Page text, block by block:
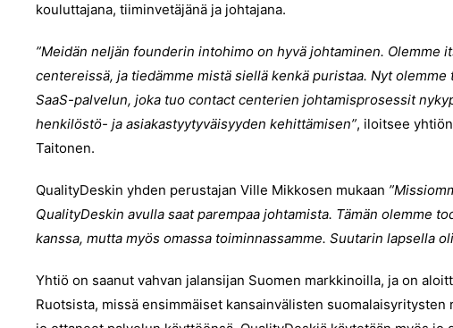
kouluttajana, tiiminvetäjänä ja johtajana.
”Meidän neljän founderin intohimo on hyvä johtaminen. Olemme
centereissä, ja tiedämme mistä siellä kenkä puristaa. Nyt
SaaS-palvelun, joka tuo contact centerien johtamisprosessit
henkilöstö- ja asiakastyytyväisyyden kehittämisen”, iloitsee
Taitonen.
QualityDeskin yhden perustajan Ville Mikkosen mukaan
QualityDeskin avulla saat parempaa johtamista. Tämän olemme
kanssa, mutta myös omassa toiminnassamme. Suutarin lapsella
Yhtiö on saanut vahvan jalansijan Suomen markkinoilla, ja on
Ruotsista, missä ensimmäiset kansainvälisten